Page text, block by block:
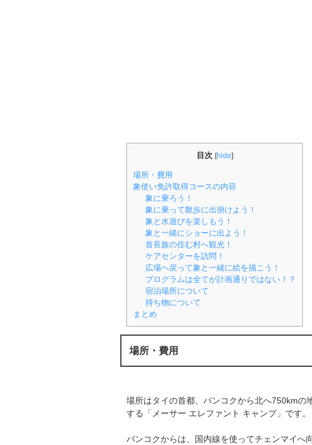
目次 [hide]
場所・費用
象使い免許取得コースの内容
象に乗ろう！
象に乗って散歩に出掛けよう！
象と水遊びを楽しもう！
象と一緒にショーに出よう！
首長族の住む村へ観光！
ケアセンターを訪問！
広場へ戻って象と一緒に絵を描こう！
プログラムは全てが計画通りではない！？
宿泊場所について
持ち物について
まとめ
場所・費用
場所はタイの首都、バンコクから北へ750km
する「メーサー エレファント キャンプ」です。
バンコクからは、国内線を使ってチェンマイへ